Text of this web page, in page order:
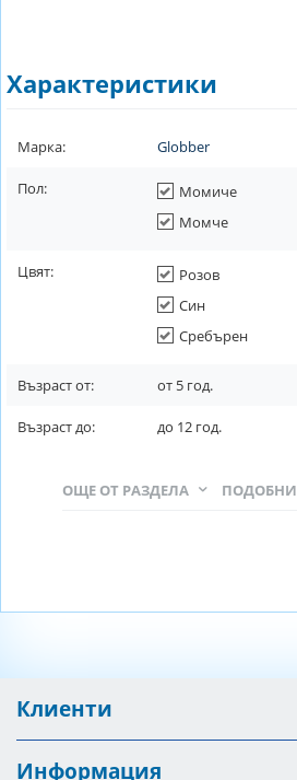
Характеристики
Марка: Globber
Пол:
Момиче
Момче
Цвят:
Розов
Син
Сребърен
Възраст от: от 5 год.
Възраст до: до 12 год.
ПОДОБНИ
ОЩЕ ОТ РАЗДЕЛА
Клиенти
Информация